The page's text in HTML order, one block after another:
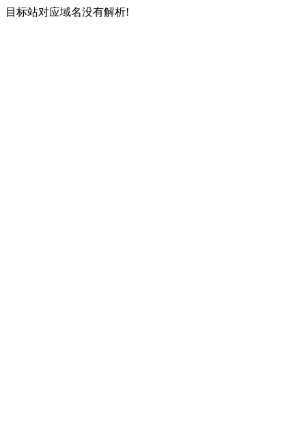
目标站对应域名没有解析!